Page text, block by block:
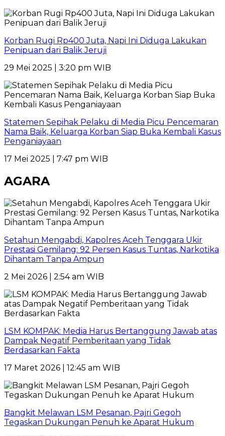
Korban Rugi Rp400 Juta, Napi Ini Diduga Lakukan
Penipuan dari Balik Jeruji
29 Mei 2025 | 3:20 pm WIB
Statemen Sepihak Pelaku di Media Picu Pencemaran
Nama Baik, Keluarga Korban Siap Buka Kembali Kasus
Penganiayaan
17 Mei 2025 | 7:47 pm WIB
AGARA
Setahun Mengabdi, Kapolres Aceh Tenggara Ukir
Prestasi Gemilang: 92 Persen Kasus Tuntas, Narkotika
Dihantam Tanpa Ampun
2 Mei 2026 | 2:54 am WIB
LSM KOMPAK: Media Harus Bertanggung Jawab atas
Dampak Negatif Pemberitaan yang Tidak
Berdasarkan Fakta
17 Maret 2026 | 12:45 am WIB
Bangkit Melawan LSM Pesanan, Pajri Gegoh
Tegaskan Dukungan Penuh ke Aparat Hukum